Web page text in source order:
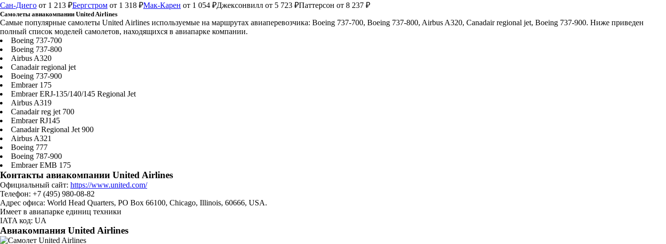
Сан-Диего от 1 213 ₽Бергстром от 1 318 ₽Мак-Карен от 1 054 ₽Джексонвилл от 5 723 ₽Паттерсон от 8 237 ₽
Самолеты авиакомпании United Airlines
Самые популярные самолеты United Airlines используемые на маршрутах авиаперевозчика: Boeing 737-700, Boeing 737-800, Airbus A320, Canadair regional jet, Boeing 737-900. Ниже приведен
полный список моделей самолетов, находящихся в авиапарке компании.
Boeing 737-700
Boeing 737-800
Airbus A320
Canadair regional jet
Boeing 737-900
Embraer 175
Embraer ERJ-135/140/145 Regional Jet
Airbus A319
Canadair reg jet 700
Embraer RJ145
Canadair Regional Jet 900
Airbus A321
Boeing 777
Boeing 787-900
Embraer EMB 175
Контакты авиакомпании United Airlines
Официальный сайт: https://www.united.com/
Телефон: +7 (495) 980-08-82
Адрес офиса: World Head Quarters, PO Box 66100, Chicago, Illinois, 60666, USA.
Имеет в авиапарке единиц техники
IATA код: UA
Авиакомпания United Airlines